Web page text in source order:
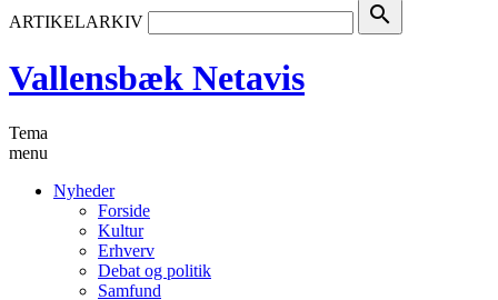
ARTIKELARKIV search
Vallensbæk Netavis
Tema
menu
Nyheder
Forside
Kultur
Erhverv
Debat og politik
Samfund